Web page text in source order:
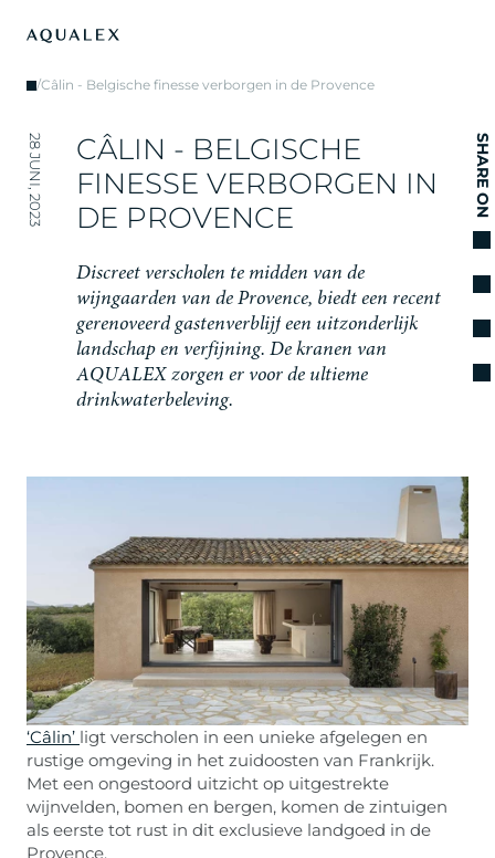
/Câlin - Belgische finesse verborgen in de Provence
28 JUNI, 2023 CÂLIN - BELGISCHE
FINESSE VERBORGEN IN
DE PROVENCE
Discreet verscholen te midden van de
wijngaarden van de Provence, biedt een recent
gerenoveerd gastenverblijf een uitzonderlijk
landschap en verfijning. De kranen van
AQUALEX zorgen er voor de ultieme
drinkwaterbeleving.
SHARE ON
‘Câlin’ ligt verscholen in een unieke afgelegen en
rustige omgeving in het zuidoosten van Frankrijk.
Met een ongestoord uitzicht op uitgestrekte
wijnvelden, bomen en bergen, komen de zintuigen
als eerste tot rust in dit exclusieve landgoed in de
Provence.